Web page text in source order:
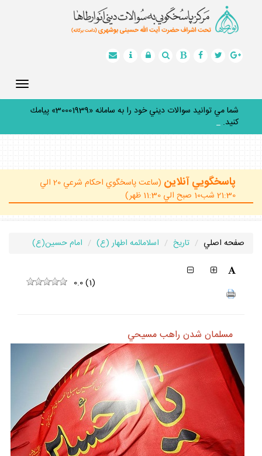
ش_
پاسخگويي آنلاين
(ساعت پاسخگوي احكام شرعي 20 الي
21:30 شب10 صبح الي 11:30 ظهر)